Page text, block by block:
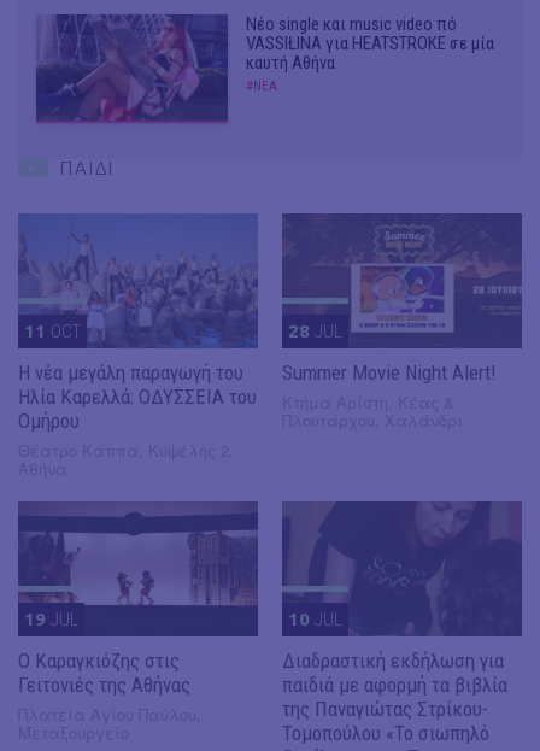
Νέο single και music video πό
VASSIŁINA για HEATSTROKE σε μία
καυτή Αθήνα
#ΝΕΑ
ΠΑΙΔΙ
11 OCT
Η νέα μεγάλη παραγωγή του
Ηλία Καρελλά: ΟΔΥΣΣΕΙΑ του
Ομήρου
28 JUL
Summer Movie Night Alert!
19 JUL
​Ο Καραγκιόζης στις
Γειτονιές της Αθήνας
10 JUL
Διαδραστική εκδήλωση για
παιδιά με αφορμή τα βιβλία
της Παναγιώτας Στρίκου-
Τομοπούλου «Το σιωπηλό